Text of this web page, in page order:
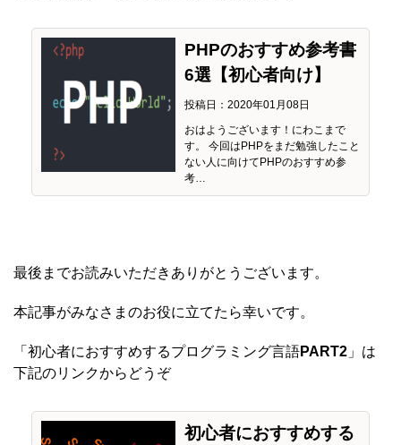
PHPのおすすめ参考書
6選【初心者向け】
投稿日：2020年01月08日
おはようございます！にわこまで
す。 今回はPHPをまだ勉強したこと
ない人に向けてPHPのおすすめ参
考…
最後までお読みいただきありがとうございます。
本記事がみなさまのお役に立てたら幸いです。
「初心者におすすめするプログラミング言語PART2 」は
下記のリンクからどうぞ
初心者におすすめする